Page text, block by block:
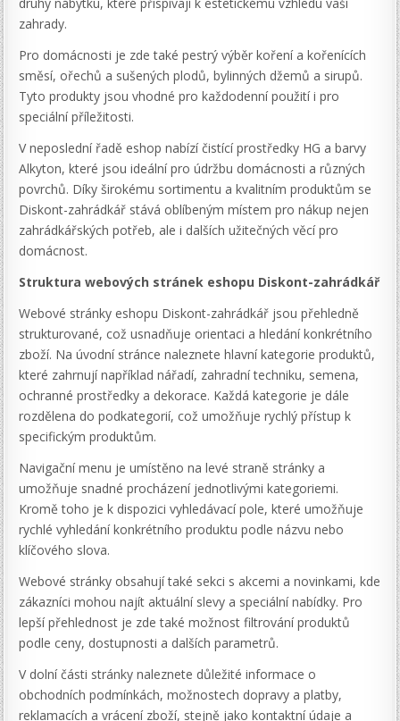
zahrady.
Pro domácnosti je zde také pestrý výběr koření a kořenících
směsí, ořechů a sušených plodů, bylinných džemů a sirupů.
Tyto produkty jsou vhodné pro každodenní použití i pro
speciální příležitosti.
V neposlední řadě eshop nabízí čistící prostředky HG a barvy
Alkyton, které jsou ideální pro údržbu domácnosti a různých
povrchů. Díky širokému sortimentu a kvalitním produktům se
Diskont-zahrádkář stává oblíbeným místem pro nákup nejen
zahrádkářských potřeb, ale i dalších užitečných věcí pro
domácnost.
Struktura webových stránek eshopu Diskont-zahrádkář
Webové stránky eshopu Diskont-zahrádkář jsou přehledně
strukturované, což usnadňuje orientaci a hledání konkrétního
zboží. Na úvodní stránce naleznete hlavní kategorie produktů,
které zahrnují například nářadí, zahradní techniku, semena,
ochranné prostředky a dekorace. Každá kategorie je dále
rozdělena do podkategorií, což umožňuje rychlý přístup k
specifickým produktům.
Navigační menu je umístěno na levé straně stránky a
umožňuje snadné procházení jednotlivými kategoriemi.
Kromě toho je k dispozici vyhledávací pole, které umožňuje
rychlé vyhledání konkrétního produktu podle názvu nebo
klíčového slova.
Webové stránky obsahují také sekci s akcemi a novinkami, kde
zákazníci mohou najít aktuální slevy a speciální nabídky. Pro
lepší přehlednost je zde také možnost filtrování produktů
podle ceny, dostupnosti a dalších parametrů.
V dolní části stránky naleznete důležité informace o
obchodních podmínkách, možnostech dopravy a platby,
reklamacích a vrácení zboží, stejně jako kontaktní údaje a